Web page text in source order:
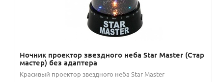
Ночник проектор звездного неба Star Master (Стар
мастер) без адаптера
Красивый проектор звездного неба Star Master